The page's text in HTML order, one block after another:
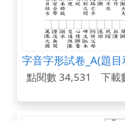
字音字形試卷_A(題
點閱數 34,531 下載